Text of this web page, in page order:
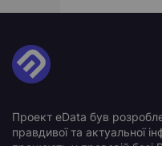
Проект eData був
правдивої та актуальної